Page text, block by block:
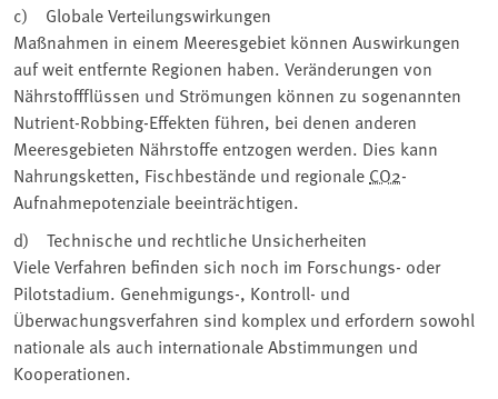
c) Globale Verteilungswirkungen
Maßnahmen in einem Meeresgebiet können Auswirkungen
auf weit entfernte Regionen haben. Veränderungen von
Nährstoffflüssen und Strömungen können zu sogenannten
Nutrient-Robbing-Effekten führen, bei denen anderen
Meeresgebieten Nährstoffe entzogen werden. Dies kann
Nahrungsketten, Fischbestände und regionale CO2-
Aufnahmepotenziale beeinträchtigen.
d) Technische und rechtliche Unsicherheiten
Viele Verfahren befinden sich noch im Forschungs- oder
Pilotstadium. Genehmigungs-, Kontroll- und
Überwachungsverfahren sind komplex und erfordern sowohl
nationale als auch internationale Abstimmungen und
Kooperationen.